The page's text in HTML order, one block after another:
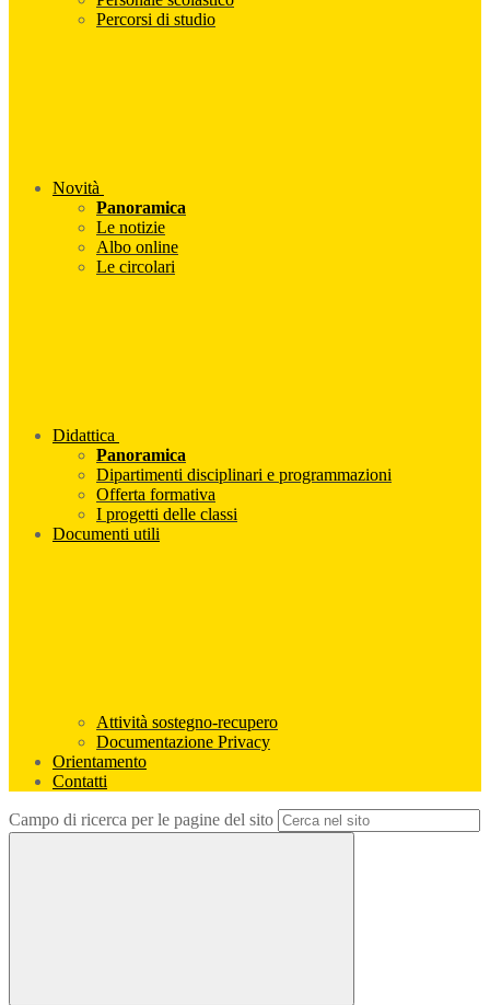
Percorsi di studio
Novità
Panoramica
Le notizie
Albo online
Le circolari
Didattica
Panoramica
Dipartimenti disciplinari e programmazioni
Offerta formativa
I progetti delle classi
Documenti utili
Attività sostegno-recupero
Documentazione Privacy
Orientamento
Contatti
Campo di ricerca per le pagine del sito